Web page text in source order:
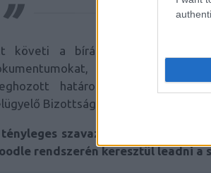
követi a bírálati időszak,
majd egy
határozatokkal
Bizottsághoz.
szavazási időszak
rendszerén keresztül leadni a